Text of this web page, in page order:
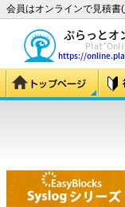
会員はオンラインで見積書(